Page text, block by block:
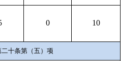
0 10
二十条第（五）项